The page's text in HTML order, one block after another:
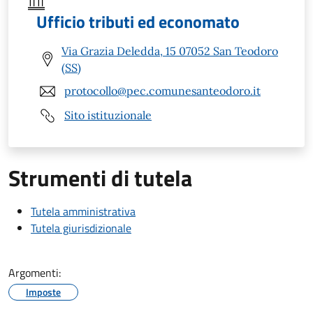
Ufficio tributi ed economato
Via Grazia Deledda, 15 07052 San Teodoro
(SS)
protocollo@pec.comunesanteodoro.it
Sito istituzionale
Strumenti di tutela
Tutela amministrativa
Tutela giurisdizionale
Argomenti:
Imposte